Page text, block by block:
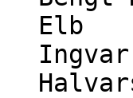
Elb